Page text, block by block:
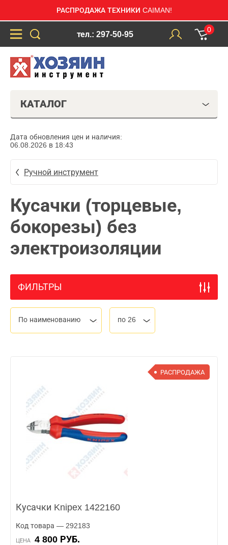
РАСПРОДАЖА ТЕХНИКИ CAIMAN!
тел.: 297-50-95
0
КАТАЛОГ
Дата обновления цен и наличия:
06.08.2026 в 18:43
Ручной инструмент
Кусачки (торцевые,
бокорезы) без
электроизоляции
ФИЛЬТРЫ
По наименованию по 26
РАСПРОДАЖА
Кусачки Knipex 1422160
Код товара — 292183
ЦЕНА 4 800 РУБ.